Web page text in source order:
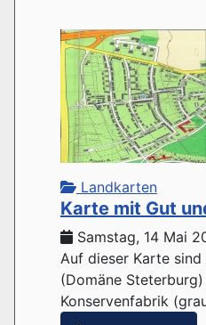
Landkarten
Karte mit Gut
Samstag, 14 Mai
Auf dieser Karte
(Domäne
Konservenfabrik